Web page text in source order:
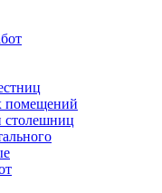
помещений
столешниц